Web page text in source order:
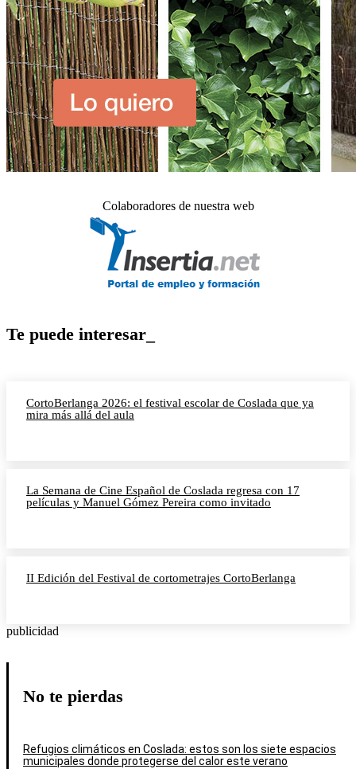
Colaboradores de nuestra web
Te puede interesar_
CortoBerlanga 2026: el festival escolar de Coslada que ya
mira más allá del aula
La Semana de Cine Español de Coslada regresa con 17
películas y Manuel Gómez Pereira como invitado
II Edición del Festival de cortometrajes CortoBerlanga
publicidad
No te pierdas
Refugios climáticos en Coslada: estos son los siete espacios
municipales donde protegerse del calor este verano